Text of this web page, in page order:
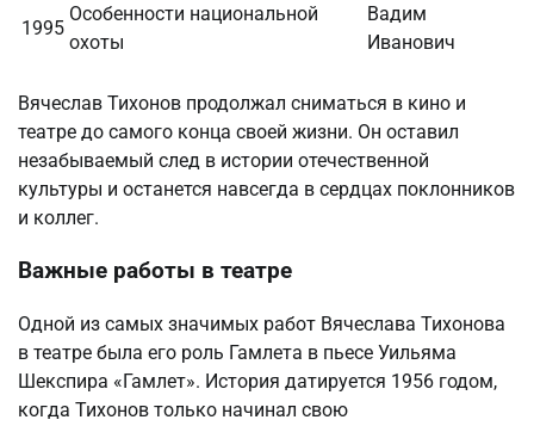
1995
Особенности национальной
охоты
Вадим
Иванович
Вячеслав Тихонов продолжал сниматься в кино и
театре до самого конца своей жизни. Он оставил
незабываемый след в истории отечественной
культуры и останется навсегда в сердцах поклонников
и коллег.
Важные работы в театре
Одной из самых значимых работ Вячеслава Тихонова
в театре была его роль Гамлета в пьесе Уильяма
Шекспира «Гамлет». История датируется 1956 годом,
когда Тихонов только начинал свою